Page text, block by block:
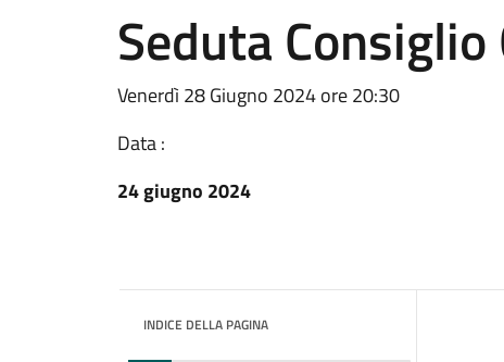
Seduta
Venerdì 28 Giugno 2024 ore 20:30
Data :
24 giugno 2024
INDICE DELLA PAGINA